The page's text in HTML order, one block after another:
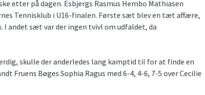
etter på dagen. Esbjergs Rasmus Hembo Mathiasen
Tennisklub i U16-finalen. Første sæt blev en tæt affære,
andet sæt var der ingen tvivl om udfaldet, da
skulle der anderledes lang kamptid til for at finde en
Fruens Bøges Sophia Ragus med 6-4, 4-6, 7-5 over Cecilie